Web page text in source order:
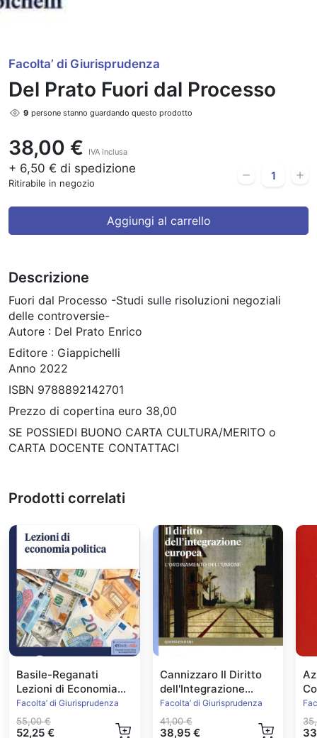
Facolta’ di Giurisprudenza
Del Prato Fuori dal Processo
9 persone stanno guardando questo prodotto
38,00 € IVA inclusa
+ 6,50 € di spedizione
Ritirabile in negozio
Aggiungi al carrello
Descrizione
Fuori dal Processo -Studi sulle risoluzioni negoziali
delle controversie-
Autore : Del Prato Enrico
Editore : Giappichelli
Anno 2022
ISBN 9788892142701
Prezzo di copertina euro 38,00
SE POSSIEDI BUONO CARTA CULTURA/MERITO o
CARTA DOCENTE CONTATTACI
Prodotti correlati
Basile-Reganati
Lezioni di Economia
Politica
Facolta’ di Giurisprudenza
55,00 €
52,25 €
Cannizzaro Il Diritto
dell'Integrazione
Europea Ed.2022
Facolta’ di Giurisprudenza
41,00 €
38,95 €